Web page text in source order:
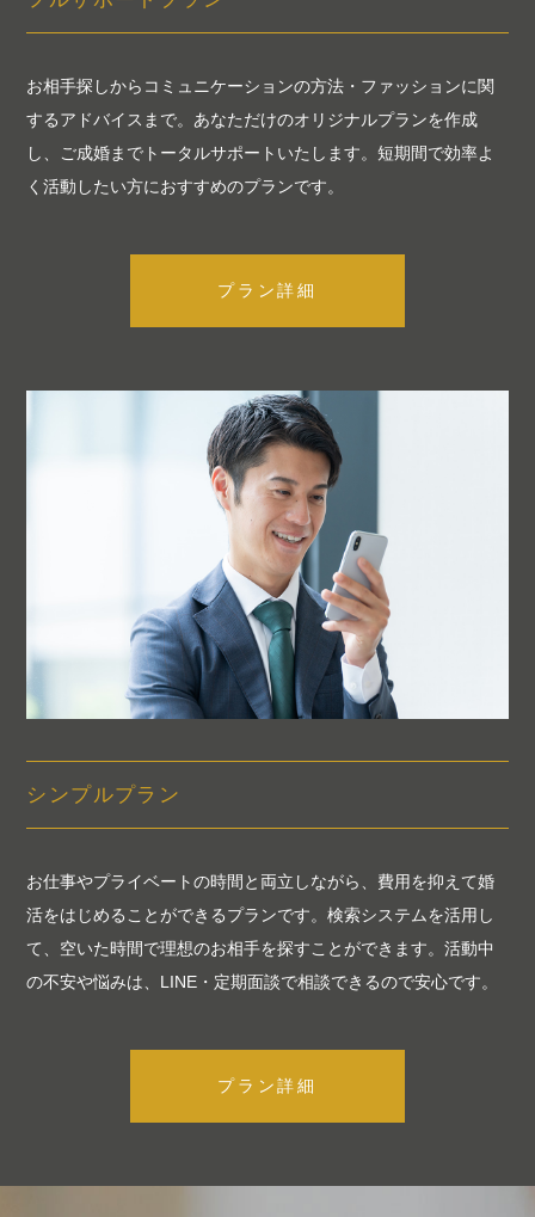
お相手探しからコミュニケーションの方法・ファッションに関
するアドバイスまで。あなただけのオリジナルプランを作成
し、ご成婚までトータルサポートいたします。短期間で効率よ
く活動したい方におすすめのプランです。
プラン詳細
シンプルプラン
お仕事やプライベートの時間と両立しながら、費用を抑えて婚
活をはじめることができるプランです。検索システムを活用し
て、空いた時間で理想のお相手を探すことができます。活動中
の不安や悩みは、LINE・定期面談で相談できるので安心です。
プラン詳細